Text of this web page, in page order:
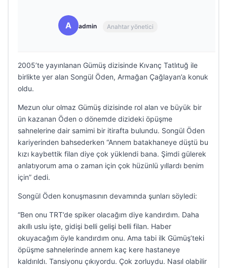
A admin Anahtar yönetici
2005’te yayınlanan Gümüş dizisinde Kıvanç Tatlıtuğ ile
birlikte yer alan Songül Öden, Armağan Çağlayan’a konuk
oldu.
Mezun olur olmaz Gümüş dizisinde rol alan ve büyük bir
ün kazanan Öden o dönemde dizideki öpüşme
sahnelerine dair samimi bir itirafta bulundu. Songül Öden
kariyerinden bahsederken “Annem batakhaneye düştü bu
kızı kaybettik filan diye çok yüklendi bana. Şimdi gülerek
anlatıyorum ama o zaman için çok hüzünlü yıllardı benim
için” dedi.
Songül Öden konuşmasının devamında şunları söyledi:
“Ben onu TRT’de spiker olacağım diye kandırdım. Daha
akıllı uslu işte, gidişi belli gelişi belli filan. Haber
okuyacağım öyle kandırdım onu. Ama tabi ilk Gümüş’teki
öpüşme sahnelerinde annem kaç kere hastaneye
kaldırıldı. Tansiyonu çıkıyordu. Çok zorluydu. Nasıl olabilir